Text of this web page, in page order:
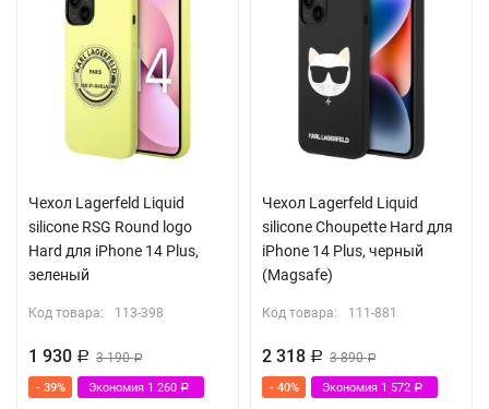
Чехол Lagerfeld Liquid
silicone RSG Round logo
Hard для iPhone 14 Plus,
зеленый
Код товара: 113-398
1 930 Р 3 190Р
- 39% Экономия 1 260 Р
Чехол Lagerfeld Liquid
silicone Choupette Hard для
iPhone 14 Plus, черный
(Magsafe)
Код товара: 111-881
2 318 Р 3 890Р
- 40% Экономия 1 572 Р